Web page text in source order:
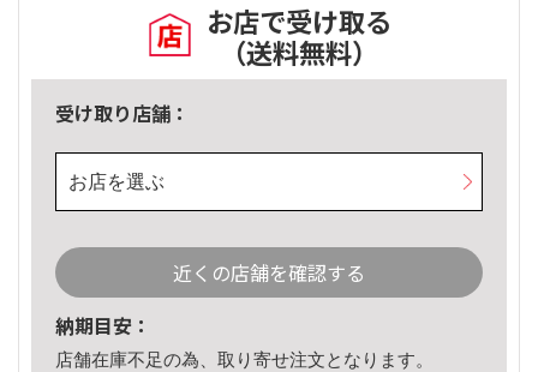
お店で受け取る
（送料無料）
受け取り店舗：
お店を選ぶ
近くの店舗を確認する
納期目安：
店舗在庫不足の為、取り寄せ注文となります。